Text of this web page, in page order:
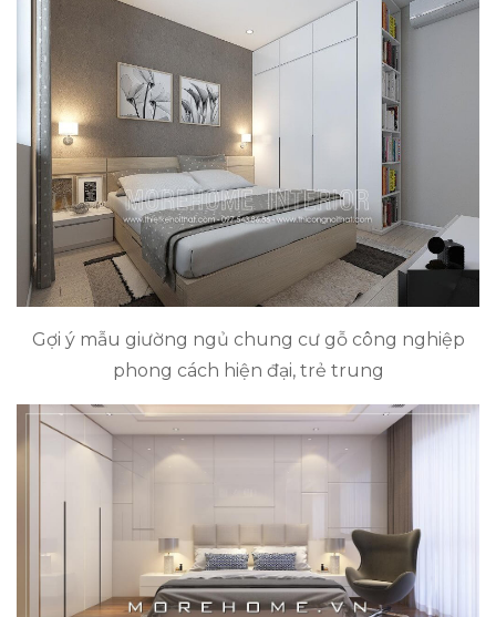
Gợi ý mẫu giường ngủ chung cư gỗ công nghiệp
phong cách hiện đại, trẻ trung